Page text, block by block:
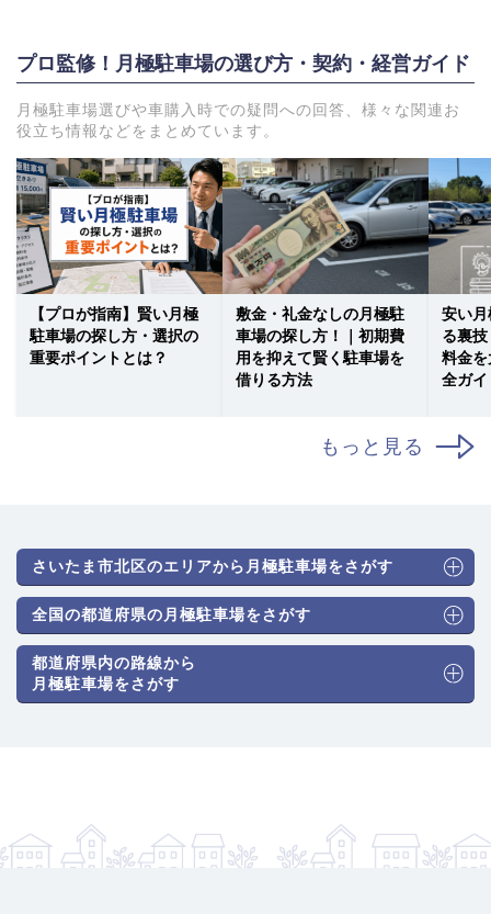
プロ監修！月極駐車場の選び方・契約・経営ガイド
月極駐車場選びや車購入時での疑問への回答、様々な関連お
役立ち情報などをまとめています。
【プロが指南】賢い月極
駐車場の探し方・選択の
重要ポイントとは？
敷金・礼金なしの月極駐
車場の探し方！｜初期費
用を抑えて賢く駐車場を
借りる方法
安い
る裏
料金
全ガイ
もっと見る
さいたま市北区のエリアから月極駐車場をさがす
全国の都道府県の月極駐車場をさがす
都道府県内の路線から
月極駐車場をさがす